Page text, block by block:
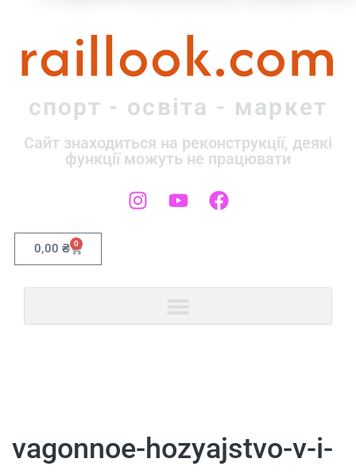
raillook.com
спорт - освіта - маркет
Сайт знаходиться на реконструкції, деякі
функції можуть не працювати
0,00 ₴ 0
vagonnoe-hozyajstvo-v-i-